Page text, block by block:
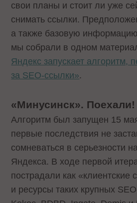
свои планы и стоит ли уже
снимать ссылки.
а также базовую
мы собрали в одном
Яндекс запускает алгоритм,
за SEO-ссылки».
«Минусинск». Поехали!
Алгоритм был запущен 15
первые последствия не
сомневаться в серьезности
Яндекса. В ходе первой
пострадали как «клиентские
и ресурсы таких крупных